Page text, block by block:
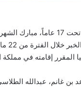
أعلن مدرب المنتخب السعودي لكرة
المقرر إقامته في
مساعد بن غانم،